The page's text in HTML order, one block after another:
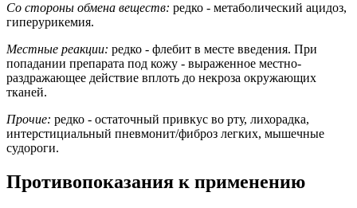
Со стороны обмена веществ: редко - метаболический ацидоз,
гиперурикемия.
Местные реакции: редко - флебит в месте введения. При
попадании препарата под кожу - выраженное местно-
раздражающее действие вплоть до некроза окружающих
тканей.
Прочие: редко - остаточный привкус во рту, лихорадка,
интерстициальный пневмонит/фиброз легких, мышечные
судороги.
Противопоказания к применению